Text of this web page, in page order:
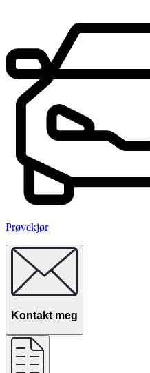
Prøvekjør
Kontakt meg